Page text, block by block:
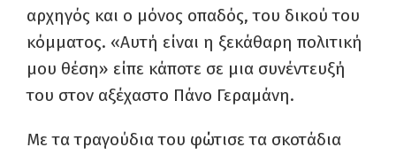
αρχηγός και ο μόνος οπαδός, του δικού του
κόμματος. «Αυτή είναι η ξεκάθαρη πολιτική
μου θέση» είπε κάποτε σε μια συνέντευξή
του στον αξέχαστο Πάνο Γεραμάνη.
Με τα τραγούδια του φώτισε τα σκοτάδια